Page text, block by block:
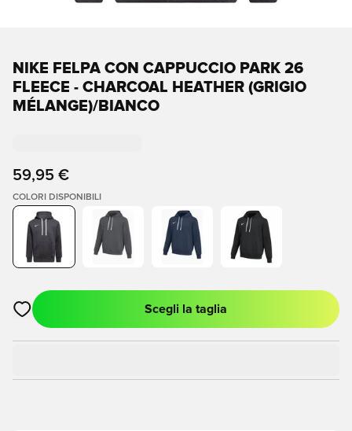
NIKE FELPA CON CAPPUCCIO PARK 26
FLEECE - CHARCOAL HEATHER (GRIGIO
MÉLANGE)/BIANCO
59,95 €
COLORI DISPONIBILI
Apre una finestra modale per accedere o registrarsi come
Scegli la taglia